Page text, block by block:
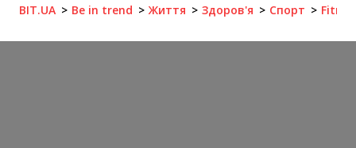
BIT.UA Be in trend Життя Здоров'я Спорт